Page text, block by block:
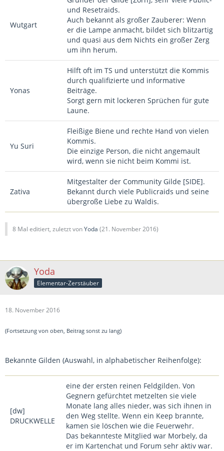
Wutgart
und Resetraids.
Auch bekannt als großer Zauberer: Wenn
er die Lampe anmacht, bildet sich blitzartig
und quasi aus dem Nichts ein großer Zerg
um ihn herum.
Yonas
Hilft oft im TS und unterstützt die Kommis
durch qualifizierte und informative
Beiträge.
Sorgt gern mit lockeren Sprüchen für gute
Laune.
Yu Suri
Fleißige Biene und rechte Hand von vielen
Kommis.
Die einzige Person, die nicht angemault
wird, wenn sie nicht beim Kommi ist.
Zativa
Mitgestalter der Community Gilde [SIDE].
Bekannt durch viele Publicraids und seine
übergroße Liebe zu Waldis.
8 Mal editiert, zuletzt vonYoda (21. November 2016)
Yoda
Elementar-Zerstäuber
18. November 2016
(Fortsetzung von oben, Beitrag sonst zu lang)
Bekannte Gilden (Auswahl, in alphabetischer Reihenfolge):
[dw]
DRUCKWELLE
eine der ersten reinen Feldgilden. Von
Gegnern gefürchtet metzelten sie viele
Monate lang alles nieder, was sich ihnen in
den Weg stellte. Wenn ein Keep brannte,
kamen sie löschen wie die Feuerwehr.
Das bekannteste Mitglied war Morbely, da
er im Kartenchat und Forum sehr aktiv war.